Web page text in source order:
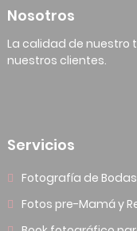
Nosotros
La calidad de nuestro
nuestros clientes.
Servicios
Fotografía de Bodas
Fotos pre-Mamá y